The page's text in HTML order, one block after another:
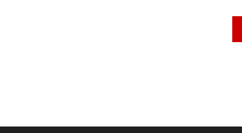
انطلاق مبادرة "عمال من اجل المستقبل" في المانيا